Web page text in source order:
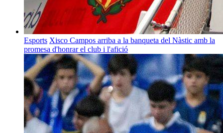
Esports Xisco Campos arriba a la banqueta del Nàstic amb la
promesa d'honrar el club i l'afició